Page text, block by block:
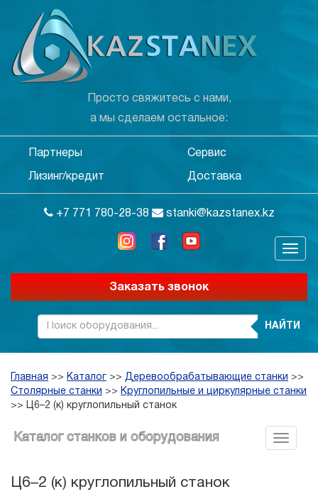
Просто свяжитесь с нами,
а мы сделаем остальное:
Партнеры Сервис
Лизинг/кредит Доставка
+7 771 780-28-38 stanki@kazstanex.kz
Заказать звонок
НАЙТИ
Главная >> Каталог >> Деревообрабатывающие станки >>
Столярные станки >> Круглопильные и циркулярные станки
>> Ц6–2 (к) круглопильный станок
Каталог станков и оборудования
Ц6–2 (к) круглопильный станок